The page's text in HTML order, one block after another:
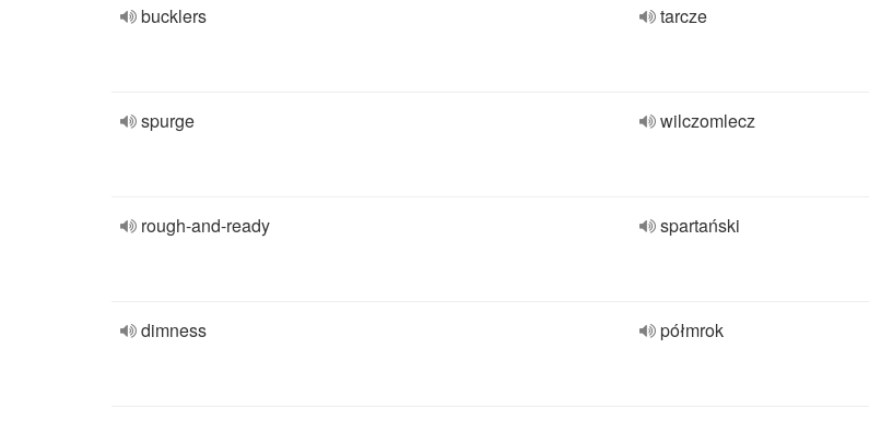
bucklers tarcze
spurge wilczomlecz
rough-and-ready spartański
dimness półmrok